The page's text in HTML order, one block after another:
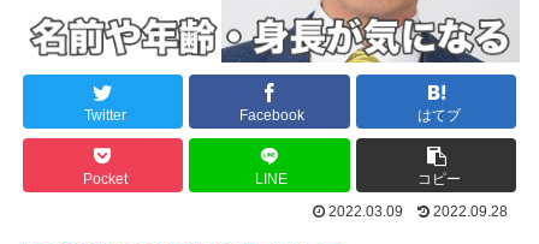
Twitter Facebook はてブ
Pocket LINE
コピー
2022.03.09
2022.09.28